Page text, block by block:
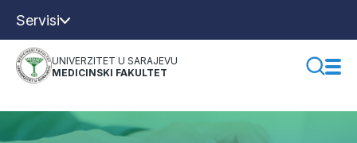
Servisi
UNIVERZITET U SARAJEVU
MEDICINSKI FAKULTET